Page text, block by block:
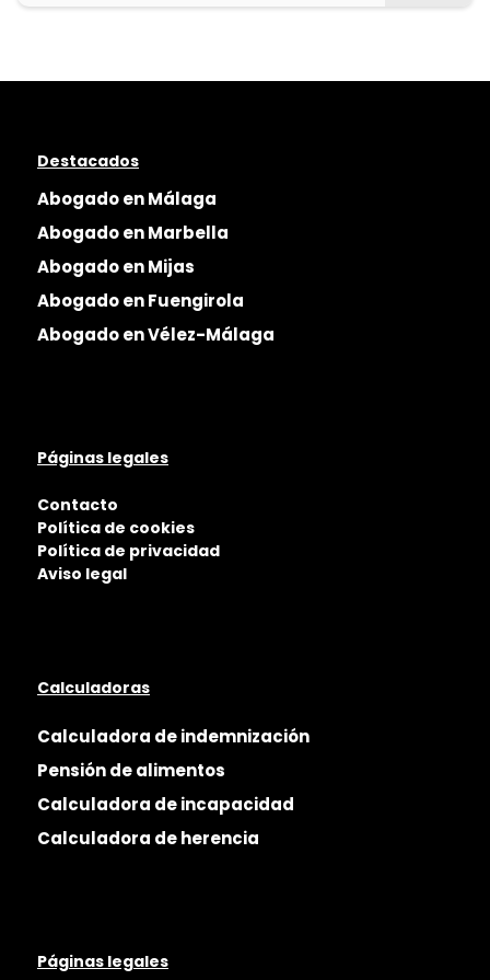
Destacados
Abogado en Málaga
Abogado en Marbella
Abogado en Mijas
Abogado en Fuengirola
Abogado en Vélez-Málaga
Páginas legales
Contacto
Política de cookies
Política de privacidad
Aviso legal
Calculadoras
Calculadora de indemnización
Pensión de alimentos
Calculadora de incapacidad
Calculadora de herencia
Páginas legales